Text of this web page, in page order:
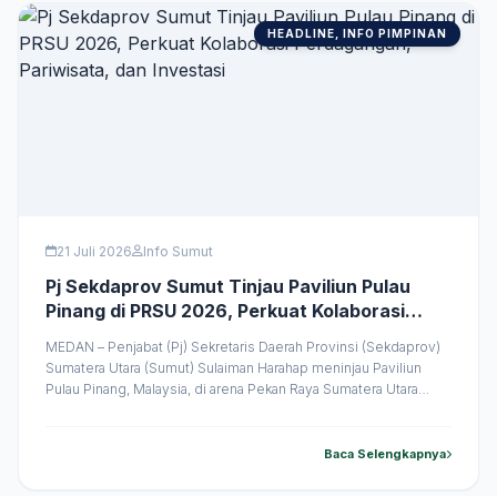
HEADLINE, INFO PIMPINAN
21 Juli 2026 Info Sumut
Pj Sekdaprov Sumut Tinjau Paviliun Pulau
Pinang di PRSU 2026, Perkuat Kolaborasi
Perdagangan, Pariwisata, dan Investasi
MEDAN – Penjabat (Pj) Sekretaris Daerah Provinsi (Sekdaprov)
Sumatera Utara (Sumut) Sulaiman Harahap meninjau Paviliun
Pulau Pinang, Malaysia, di arena Pekan Raya Sumatera Utara
Pemerintah Provinsi (Pemprov) Sumut terhadap keikutsertaan
Baca Selengkapnya